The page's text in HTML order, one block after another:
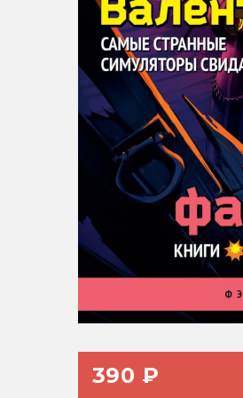
390 ₽